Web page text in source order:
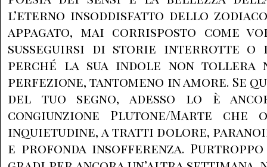
l’eterno insoddisfatto dello
appagato, mai corrisposto come
susseguirsi di storie interrotte o
perché la sua indole non tollera
perfezione, tantomeno in amore. Se
del tuo segno, adesso lo è
congiunzione Plutone/Marte che
inquietudine, a tratti dolore,
e profonda insofferenza.